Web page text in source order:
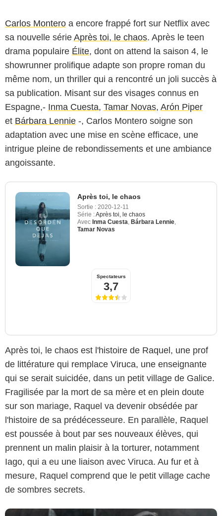
Carlos Montero a encore frappé fort sur Netflix avec
sa nouvelle série Après toi, le chaos. Après le teen
drama populaire Élite, dont on attend la saison 4, le
showrunner prolifique adapte son propre roman du
même nom, un thriller qui a rencontré un joli succès à
sa publication. Misant sur des visages connus en
Espagne,- Inma Cuesta, Tamar Novas, Arón Piper
et Bárbara Lennie -, Carlos Montero soigne son
adaptation avec une mise en scène efficace, une
intrigue pleine de rebondissements et une ambiance
angoissante.
Après toi, le chaos
Sortie : 2020-12-11
Série :Après toi, le chaos
Avec Inma Cuesta Bárbara Lennie
Tamar Novas
Spectateurs
3,7
Après toi, le chaos est l'histoire de Raquel, une prof
de littérature qui remplace Viruca, une enseignante
qui se serait suicidée, dans un petit village de Galice.
Fragilisée par la mort de sa mère et en plein doute
sur son mariage, Raquel va devenir obsédée par
l'histoire de sa prédécesseure. En parallèle, Raquel
est poussée à bout par ses nouveaux élèves, qui
prennent un malin plaisir à la torturer, notamment
Iago, qui a eu une liaison avec Viruca. Au fur et à
mesure, Raquel comprend que le petit village cache
de sombres secrets.